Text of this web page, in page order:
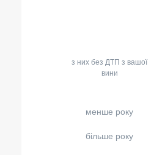
з них без ДТП з вашої
вини
менше року
більше року